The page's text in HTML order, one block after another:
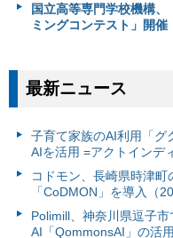
国立高等専門学校機構
ミングコンテスト」開催
最新ニュース
子育て家族のAI利用「グ
AIを活用 =アクトインデ
コドモン、長崎県時津
「CoDMON」を導入（
Polimill、神奈川県逗子
AI「QommonsAI」の活